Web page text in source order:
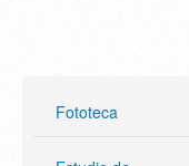
Fototeca